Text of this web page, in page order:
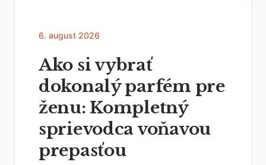
6. august 2026
Ako si vybrať
dokonalý parfém pre
ženu: Kompletný
sprievodca voňavou
prepasťou